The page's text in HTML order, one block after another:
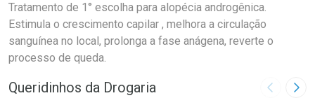
Tratamento de 1° escolha para alopécia androgênica.
Estimula o crescimento capilar , melhora a circulação
sanguínea no local, prolonga a fase anágena, reverte o
processo de queda.
Queridinhos da Drogaria Imagem